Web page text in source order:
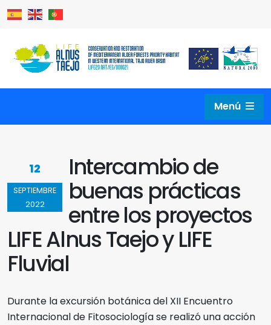
Menú
12
SEPTIEMBRE
2022
Intercambio de
buenas prácticas
entre los proyectos
LIFE Alnus Taejo y LIFE
Fluvial
Durante la excursión botánica del XII Encuentro
Internacional de Fitosociología se realizó una acción